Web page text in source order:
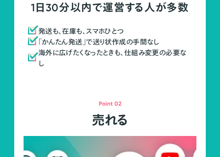
1日30分以内で運営する人が多数
発送も、在庫も、スマホひとつ
「かんたん発送」で送り状作成の手間なし
海外に広げたくなったときも、仕組み変更の必要な
し
Point 02
売れる